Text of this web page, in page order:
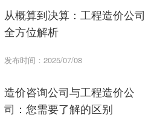
从概算到决算：工程造价公司
全方位解析
发布时间：2025/07/08
造价咨询公司与工程造价公
司：您需要了解的区别